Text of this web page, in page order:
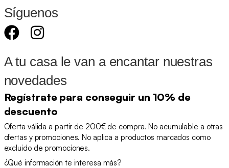
Síguenos
A tu casa le van a encantar nuestras
novedades
Regístrate para conseguir un 10% de
descuento
Oferta válida a partir de 200€ de compra. No acumulable a otras
ofertas y promociones. No aplica a productos marcados como
excluido de promociones.
¿Qué información te interesa más?